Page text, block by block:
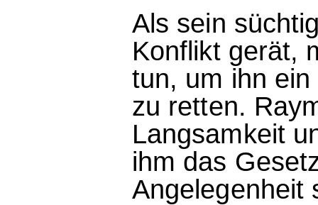
Als sein
Konflikt gerät,
tun, um ihn
zu retten.
Langsamkeit
ihm das
Angelegenheit